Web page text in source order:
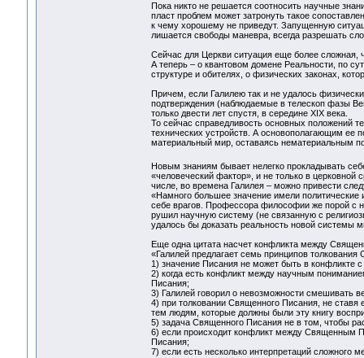
Пока никто не решается соотносить научные
пласт проблем может затронуть такое
к чему хорошему не приведут. Запущенную
лишается свободы маневра, всегда разрешать
Сейчас для Церкви ситуация еще более сложная,
А теперь – о квантовом домене Реальности, по
структуре и обителях, о физических законах,
Причем, если Галилею так и не удалось
подтверждения (наблюдаемые в телескоп фазы
только двести лет спустя, в середине XIX века.
То сейчас справедливость основных положений
технических устройств. А основополагающим ее
материальный мир, оставаясь нематериальным
Новым знаниям бывает нелегко прокладывать
«человеческий фактор», и не только в
числе, во времена Галилея – можно привести
«Намного большее значение имели
себе врагов. Профессора философии же порой с
рушил научную систему (не связанную с
удалось бы доказать реальность новой системы
Еще одна цитата насчет конфликта между
«Галилей предлагает семь принципов
1) значение Писания не может быть в конфликте
2) когда есть конфликт между научным
Писания;
3) Галилей говорил о невозможности смешивать
4) при толковании Священного Писания, не ставя
тем людям, которые должны были эту книгу
5) задача Священного Писания не в том, чтобы
6) если происходит конфликт между Священным
Писания;
7) если есть несколько интерпретаций сложного